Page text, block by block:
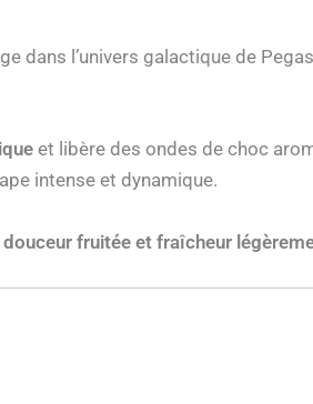
dans l’univers galactique de
et libère des ondes de choc
intense et dynamique.
douceur fruitée et fraîcheur